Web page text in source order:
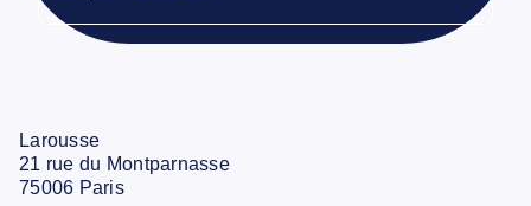
Larousse
21 rue du Montparnasse
75006 Paris